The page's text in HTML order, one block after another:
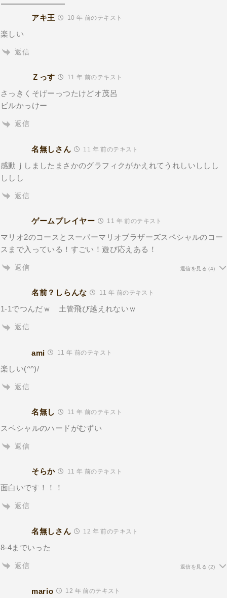
アキ王 10 年 前のテキスト
楽しい
返信
Ｚっす 11 年 前のテキスト
さっきくそげーっつたけどオ茂呂
ビルかっけー
返信
名無しさん 11 年 前のテキスト
感動ｊしましたまさかのグラフィクがかえれてうれしいししし
ししし
返信
ゲームプレイヤー 11 年 前のテキスト
マリオ2のコースとスーパーマリオブラザーズスペシャルのコー
スまで入っている！すごい！遊び応えある！
返信 返信を見る (4)
名前？しらんな 11 年 前のテキスト
1-1でつんだｗ 土管飛び越えれないｗ
返信
ami 11 年 前のテキスト
楽しい(^^)/
返信
名無し 11 年 前のテキスト
スペシャルのハードがむずい
返信
そらか 11 年 前のテキスト
面白いです！！！
返信
名無しさん 12 年 前のテキスト
8-4までいった
返信 返信を見る (2)
mario 12 年 前のテキスト